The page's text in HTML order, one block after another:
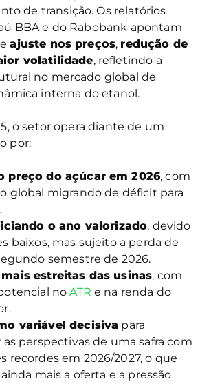
de transição. Os relatórios
BBA e do Rabobank apontam
ajuste nos preços, redução de
volatilidade, refletindo a
no mercado global de
interna do etanol.
o setor opera diante de um
por:
preço do açúcar em 2026, com
global migrando de déficit para
o ano valorizado, devido
baixos, mas sujeito a perda de
semestre de 2026.
estreitas das usinas, com
noATR e na renda do
variável decisiva para
perspectivas de uma safra com
recordes em 2026/2027, o que
mais a oferta e a pressão